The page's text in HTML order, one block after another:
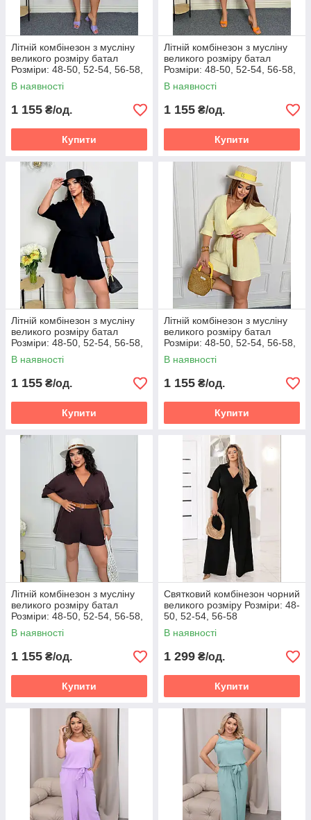
Літній комбінезон з мусліну
великого розміру батал
Розміри: 48-50, 52-54, 56-58,
60-62
В наявності
1 155 ₴/од.
Купити
Літній комбінезон з мусліну
великого розміру батал
Розміри: 48-50, 52-54, 56-58,
60-62
В наявності
1 155 ₴/од.
Купити
Літній комбінезон з мусліну
великого розміру батал
Розміри: 48-50, 52-54, 56-58,
60-62
В наявності
1 155 ₴/од.
Купити
Літній комбінезон з мусліну
великого розміру батал
Розміри: 48-50, 52-54, 56-58,
60-62
В наявності
1 155 ₴/од.
Купити
Літній комбінезон з мусліну
великого розміру батал
Розміри: 48-50, 52-54, 56-58,
60-62
В наявності
1 155 ₴/од.
Купити
Святковий комбінезон чорний
великого розміру Розміри: 48-
50, 52-54, 56-58
В наявності
1 299 ₴/од.
Купити